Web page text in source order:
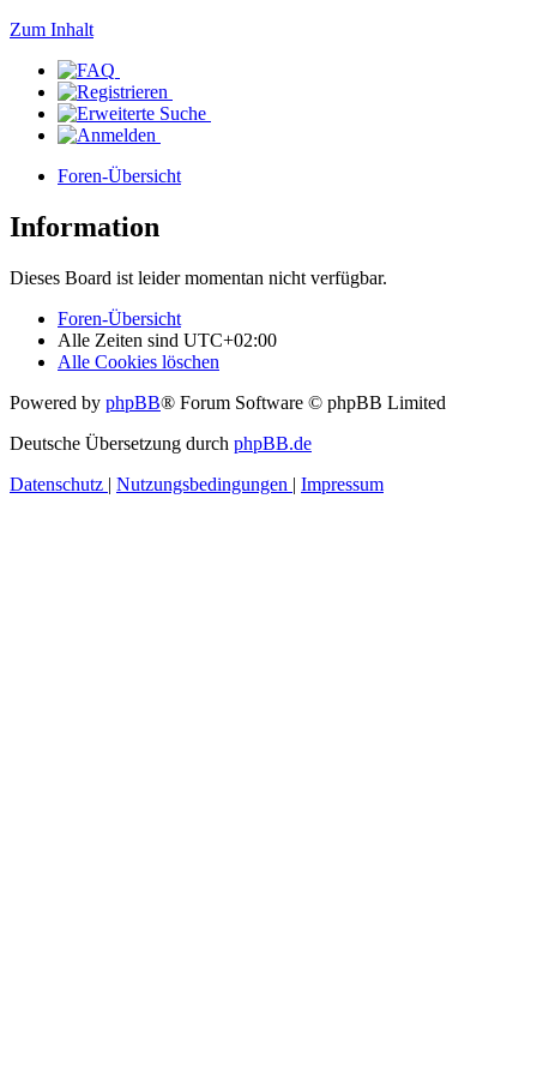
Zum Inhalt
Foren-Übersicht
Information
Dieses Board ist leider momentan nicht verfügbar.
Foren-Übersicht
Alle Zeiten sind UTC+02:00
Alle Cookies löschen
Powered by phpBB® Forum Software © phpBB Limited
Deutsche Übersetzung durch phpBB.de
Datenschutz | Nutzungsbedingungen | Impressum